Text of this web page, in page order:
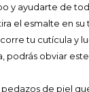
y ayudarte de
el esmalte en
tu cutícula y
podrás obviar
de piel